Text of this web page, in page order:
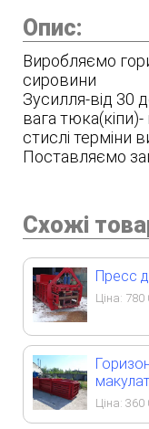
Опис:
Виробляємо
сировини
Зусилля-від 30
вага
стислі терміни
Поставляємо
Схожі
Пресс
Ціна: 780
Ціна: 360